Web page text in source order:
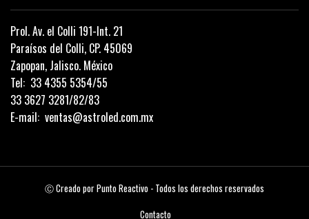
Prol. Av. el Colli 191-Int. 21
Paraísos del Colli, CP. 45069
Zapopan, Jalisco. México
Tel: 33 4355 5354/55
33 3627 3281/82/83
E-mail: ventas@astroled.com.mx
Ⓒ Creado porPunto Reactivo - Todos los derechos reservados
Contacto